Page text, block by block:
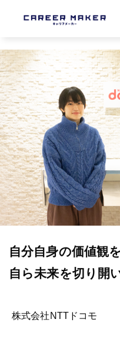
自分自身の価値観
自ら未来を切り開
株式会社NTTドコモ